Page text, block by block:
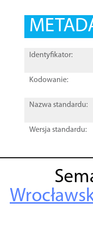
Identyfikator:
Kodowanie:
Nazwa standardu:
Wersja standardu: